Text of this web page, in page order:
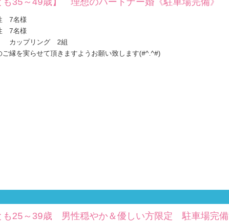
7名様
7名様
ップリング 2組
ご縁を実らせて頂きますようお願い致します(#^.^#)
25～39歳 男性穏やか＆優しい方限定 駐車場完備